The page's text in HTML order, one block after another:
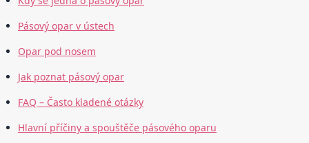
Pásový opar v ústech
Opar pod nosem
Jak poznat pásový opar
FAQ – Často kladené otázky
Hlavní příčiny a spouštěče pásového oparu